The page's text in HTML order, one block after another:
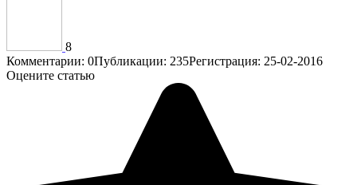
8
Комментарии: 0Публикации: 235Регистрация: 25-02-2016
Оцените статью